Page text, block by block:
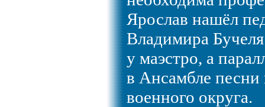
Ярослав нашёл
Владимира
у маэстро, а
в Ансамбле песни
военного округа.